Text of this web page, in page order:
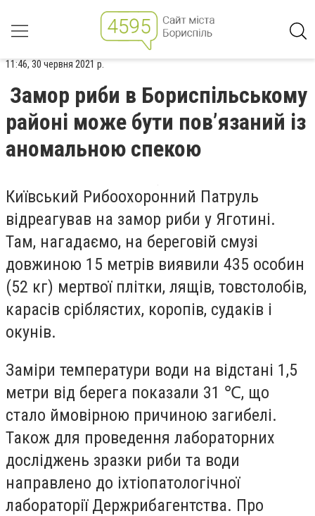
11:46, 30 червня 2021 р.
Замор риби в Бориспільському
районі може бути пов’язаний із
аномальною спекою
Київський Рибоохоронний Патруль
відреагував на замор риби у Яготині.
Там, нагадаємо, на береговiй смузi
довжиною 15 метрів виявили 435 особин
(52 кг) мертвої плітки, лящів, товстолобів,
карасів сріблястих, коропів, судаків і
окунів.
Заміри температури води на відстані 1,5
метри від берега показали 31 ℃, що
стало ймовірною причиною загибелі.
Також для проведення лабораторних
досліджень зразки риби та води
направлено до іхтіопатологічної
лабораторії Держрибагентства. Про